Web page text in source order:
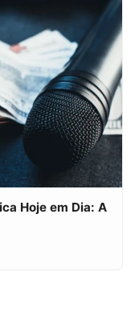
Hoje em Dia: A